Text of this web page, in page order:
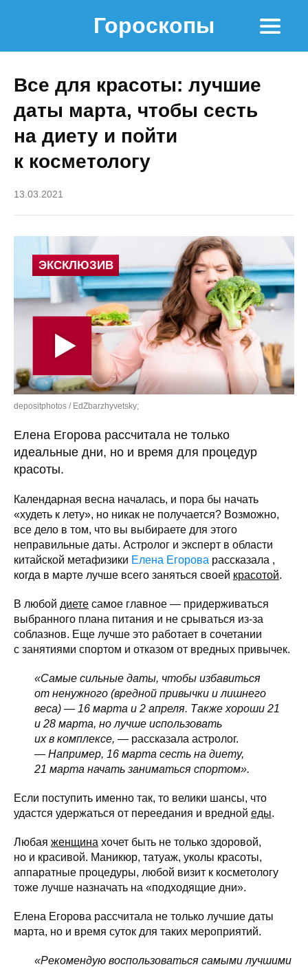
Гороскопы
Все для красоты: лучшие
даты марта, чтобы сесть
на диету и пойти
к косметологу
13.03.2021
depositphotos / EdZbarzhyvetsky;
Елена Егорова рассчитала не только
идеальные дни, но и время для процедур
красоты.
Календарная весна началась, и пора бы начать
«худеть к лету», но никак не получается? Возможно,
все дело в том, что вы выбираете для этого
неправильные даты. Астролог и эксперт в области
китайской метафизики Елена Егорова рассказала ,
когда в марте лучше всего заняться своей красотой.
В любой диете самое главное — придерживаться
выбранного плана питания и не срываться из-за
соблазнов. Еще лучше это работает в сочетании
с занятиями спортом и отказом от вредных привычек.
«Самые сильные даты, чтобы избавиться
от ненужного (вредной привычки и лишнего
веса) — 16 марта и 2 апреля. Также хороши 21
и 28 марта, но лучше использовать
их в комплексе, — рассказала астролог.
— Например, 16 марта сесть на диету,
21 марта начать заниматься спортом».
Если поступить именно так, то велики шансы, что
удастся удержаться от переедания и вредной еды.
Любая женщина хочет быть не только здоровой,
но и красивой. Маникюр, татуаж, уколы красоты,
аппаратные процедуры, любой визит к косметологу
тоже лучше назначать на «подходящие дни».
Елена Егорова рассчитала не только лучшие даты
марта, но и время суток для таких мероприятий.
«Рекомендую воспользоваться самыми лучшими